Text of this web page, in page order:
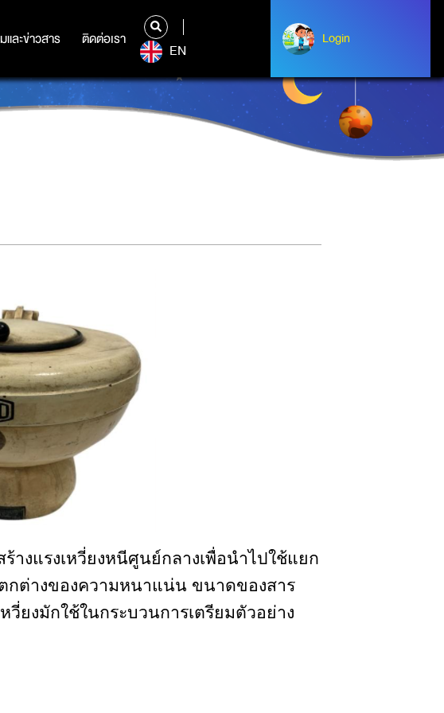
และข่าวสาร ติดต่อเรา
ละข่าวสาร ติดต่อเรา
EN
Login
Login
างแรงเหวี่ยงหนีศูนย์กลางเพื่อนำไปใช้แยก
ต่างของความหนาแน่น ขนาดของสาร
ยงมักใช้ในกระบวนการเตรียมตัวอย่าง